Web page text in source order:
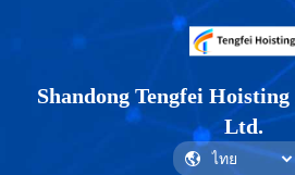
Shandong Tengfei
Ltd.